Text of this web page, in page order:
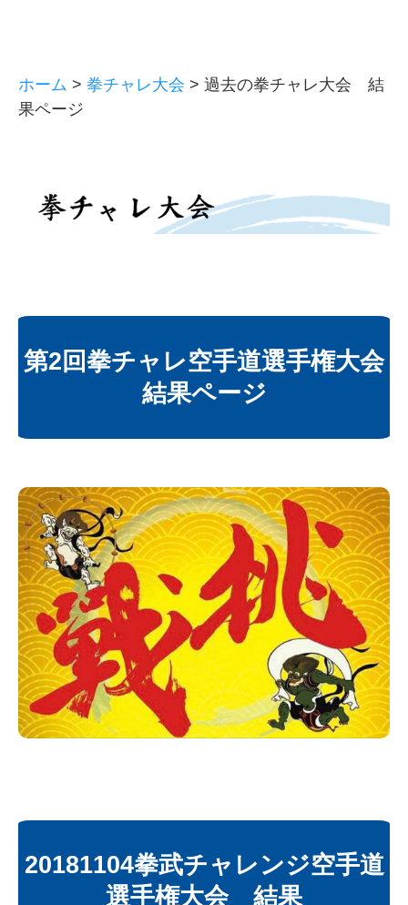
ホーム > 拳チャレ大会 > 過去の拳チャレ大会 結
果ページ
第2回拳チャレ空手道選手権大会
結果ページ
20181104拳武チャレンジ空手道
選手権大会 結果